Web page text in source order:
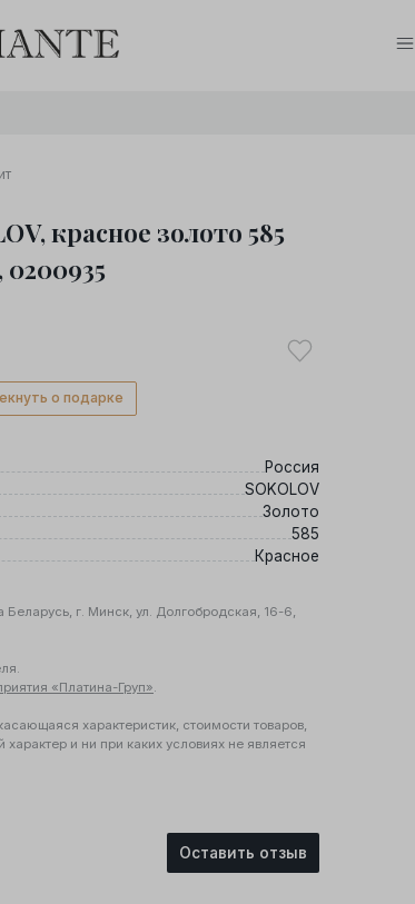
0 0
красное золото 585
о подарке
Россия
SOKOLOV
Золото
585
Красное
г. Минск, ул. Долгобродская, 16-6,
«Платина-Груп».
характеристик, стоимости товаров,
и ни при каких условиях не является
Оставить отзыв